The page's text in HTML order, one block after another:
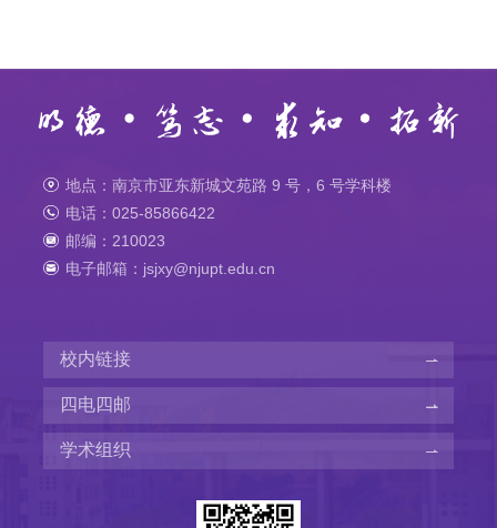
地点：南京市亚东新城文苑路 9 号，6 号学科楼
电话：025-85866422
邮编：210023
电子邮箱：jsjxy@njupt.edu.cn
校内链接
四电四邮
学术组织